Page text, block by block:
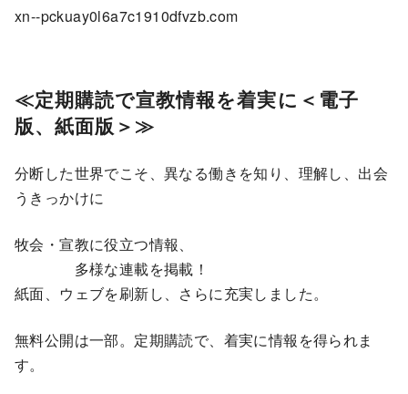
xn--pckuay0l6a7c1910dfvzb.com
≪定期購読で宣教情報を着実に＜電子
版、紙面版＞≫
分断した世界でこそ、異なる働きを知り、理解し、出会
うきっかけに
牧会・宣教に役立つ情報、
多様な連載を掲載！
紙面、ウェブを刷新し、さらに充実しました。
無料公開は一部。定期購読で、着実に情報を得られま
す。